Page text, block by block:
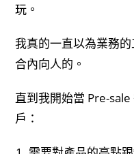
玩。
我真的一直以為業務
合內向人的。
直到我開始當 Pre-
戶：